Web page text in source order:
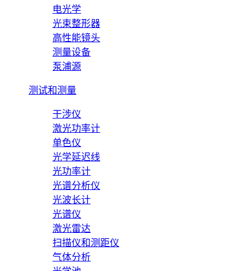
电光学
光束整形器
高性能镜头
测量设备
泵浦源
测试和测量
干涉仪
激光功率计
单色仪
光学延迟线
光功率计
光谱分析仪
光波长计
光谱仪
激光雷达
扫描仪和测距仪
气体分析